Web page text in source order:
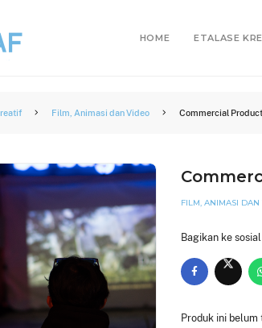
HOME ETALASE
Film, Animasi dan Video Commercial Product
FILM, ANIMASI DAN
Bagikan ke
Produk ini